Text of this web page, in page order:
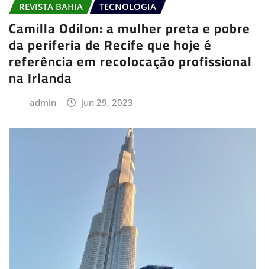
REVISTA BAHIA TECNOLOGIA
Camilla Odilon: a mulher preta e pobre
da periferia de Recife que hoje é
referência em recolocação profissional
na Irlanda
admin jun 29, 2023